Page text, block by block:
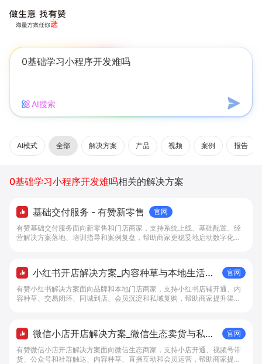
AI搜索
AI模式 全部 解决方案 产品 视频 案例 报告
0基础学习小程序开发难吗相关的解决方案
基础交付服务 - 有赞新零售
官网
有赞基础交付服务面向新零售和门店商家，支持系统上线、基础配置、经
营解决方案落地、培训指导和案例复盘，帮助商家更稳妥地启动数字化经
小红书开店解决方案_内容种草与本地生活转
化工具 - 做生意, 找有赞
官网
有赞小红书解决方案面向品牌和本地门店商家，支持小红书店铺开通、内
容种草、交易闭环、同城到店、会员沉淀和私域复购，帮助商家提升渠道
微信小店开店解决方案_微信生态卖货与私域
经营 - 做生意, 找有赞
官网
有赞微信小店开店解决方案面向微信生态商家，支持小店开通、视频号带
货、公众号和社群触达、内容种草、直播互动和会员运营，帮助商家提升